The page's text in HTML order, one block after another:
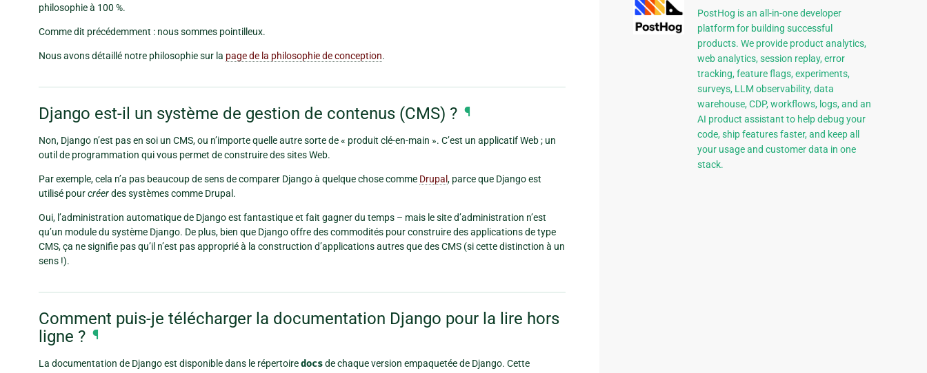
philosophie à 100 %.
Comme dit précédemment : nous sommes pointilleux.
Nous avons détaillé notre philosophie sur la page de la philosophie de conception.
Django est-il un système de gestion de contenus (CMS) ? ¶
Non, Django n’est pas en soi un CMS, ou n’importe quelle autre sorte de « produit clé-en-main ». C’est un applicatif Web ; un
outil de programmation qui vous permet de construire des sites Web.
Par exemple, cela n’a pas beaucoup de sens de comparer Django à quelque chose comme Drupal , parce que Django est
utilisé pourcréerdes systèmes comme Drupal.
Oui, l’administration automatique de Django est fantastique et fait gagner du temps – mais le site d’administration n’est
qu’un module du système Django. De plus, bien que Django offre des commodités pour construire des applications de type
CMS, ça ne signifie pas qu’il n’est pas approprié à la construction d’applications autres que des CMS (si cette distinction à un
sens !).
Comment puis-je télécharger la documentation Django pour la lire hors
ligne ? ¶
La documentation de Django est disponible dans le répertoiredocsde chaque version empaquetée de Django. Cette
PostHog is an all-in-one developer
platform for building successful
products. We provide product analytics,
web analytics, session replay, error
tracking, feature flags, experiments,
surveys, LLM observability, data
warehouse, CDP, workflows, logs, and an
AI product assistant to help debug your
code, ship features faster, and keep all
your usage and customer data in one
stack.